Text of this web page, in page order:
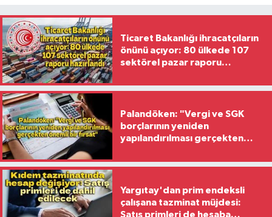
Ticaret Bakanlığı ihracatçıların
önünü açıyor: 80 ülkede 107
sektörel pazar raporu
Palandöken: "Vergi ve SGK
borçlarının yeniden
yapılandırılması gerçekten
Yargıtay'dan prim endeksli
çalışana tazminat müjdesi:
Satış primleri de hesaba